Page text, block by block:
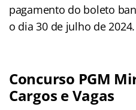
pagamento do boleto
o dia 30 de julho de 2024.
Concurso PGM
Cargos e Vagas